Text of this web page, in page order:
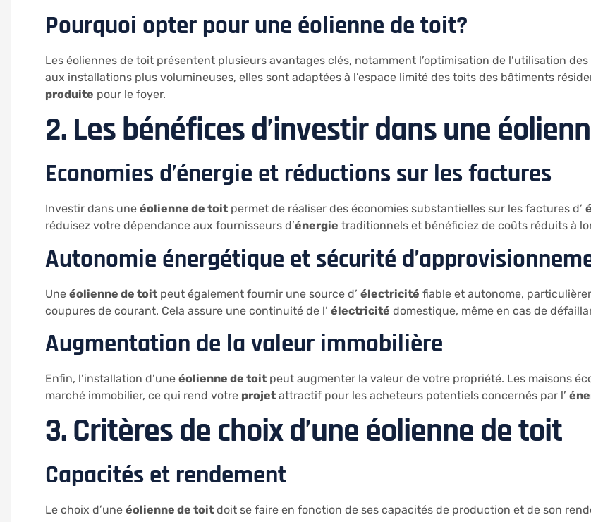
Pourquoi opter pour une éolienne de toit?
Les éoliennes de toit présentent plusieurs avantages clés, notamment l’optimisation de l’utilisation des
aux installations plus volumineuses, elles sont adaptées à l’espace limité des toits des bâtiments
produite pour le foyer.
2. Les bénéfices d’investir dans une
Economies d’énergie et réductions sur les factures
Investir dans une éolienne de toit permet de réaliser des économies substantielles sur les factures d’
réduisez votre dépendance aux fournisseurs d’énergie traditionnels et bénéficiez de coûts réduits à
Autonomie énergétique et sécurité
Une éolienne de toit peut également fournir une source d’ électricité fiable et autonome,
coupures de courant. Cela assure une continuité de l’ électricité domestique, même en cas de
Augmentation de la valeur immobilière
Enfin, l’installation d’une éolienne de toit peut augmenter la valeur de votre propriété. Les maisons
marché immobilier, ce qui rend votre projet attractif pour les acheteurs potentiels concernés par l’
3. Critères de choix d’une éolienne de toit
Capacités et rendement
Le choix d’une éolienne de toit doit se faire en fonction de ses capacités de production et de son